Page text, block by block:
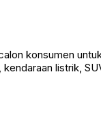
konsumen
listrik,